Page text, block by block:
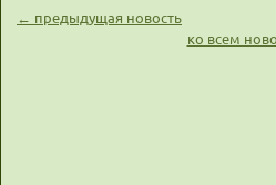
← предыдущая новость
ко всем